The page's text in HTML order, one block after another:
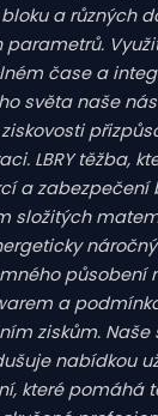
a různých
čase a
světa naše
LBRY těžba,
a zabezpečení
složitých
působení
a
ziskům. Naše
nabídkou
které pomáhá